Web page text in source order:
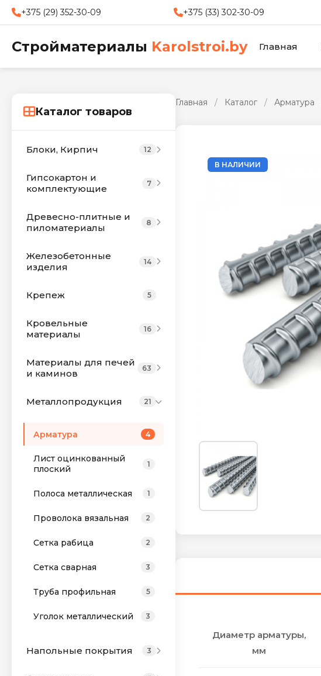
+375 (29) 352-30-09 +375 (33) 302-30-09
Стройматериалы Karolstroi.by Главная
Каталог товаров
Блоки, Кирпич 12
Гипсокартон и
комплектующие
7
Древесно-плитные и
пиломатериалы
8
Железобетонные
изделия
14
Крепеж 5
Кровельные
материалы
16
Материалы для печей
и каминов
63
Металлопродукция 21
Арматура 4
Лист оцинкованный
плоский
1
Полоса металлическая 1
Проволока вязальная 2
Сетка рабица 2
Сетка сварная 3
Труба профильная 5
Уголок металлический 3
Напольные покрытия 3
Главная / Каталог / Арматура
В НАЛИЧИИ
Диаметр арматуры,
мм